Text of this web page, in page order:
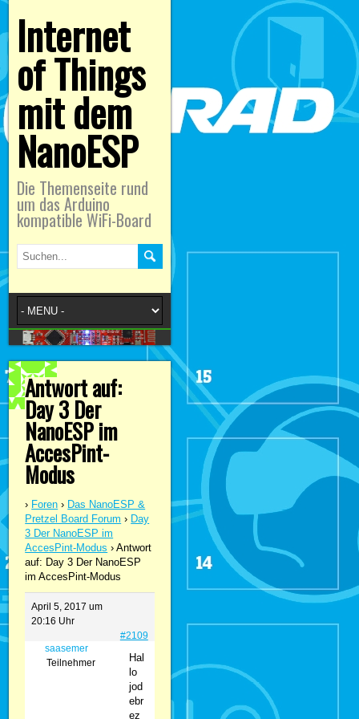
Internet
of Things
mit dem
NanoESP
Die Themenseite rund
um das Arduino
kompatible WiFi-Board
Antwort auf:
Day 3 Der
NanoESP im
AccesPint-
Modus
› Foren › Das NanoESP &
Pretzel Board Forum › Day
3 Der NanoESP im
AccesPint-Modus › Antwort
auf: Day 3 Der NanoESP
im AccesPint-Modus
April 5, 2017 um
20:16 Uhr
#2109
saasemer
Teilnehmer
Hal
lo
jod
ebr
ez